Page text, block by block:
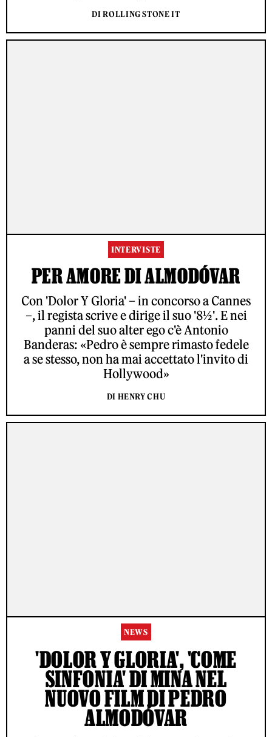
DI ROLLING STONE IT
INTERVISTE
PER AMORE DI ALMODÓVAR
Con 'Dolor Y Gloria' – in concorso a Cannes
–, il regista scrive e dirige il suo '8½'. E nei
panni del suo alter ego c'è Antonio
Banderas: «Pedro è sempre rimasto fedele
a se stesso, non ha mai accettato l'invito di
Hollywood»
DI HENRY CHU
NEWS
'DOLOR Y GLORIA', 'COME
SINFONIA' DI MINA NEL
NUOVO FILM DI PEDRO
ALMODÓVAR